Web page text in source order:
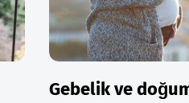
Gebelik ve